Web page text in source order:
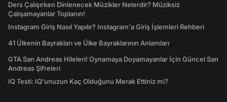
Ders Çalışırken Dinlenecek Müzikler Nelerdir? Müziksiz
Çalışamayanlar Toplanın!
Instagram Giriş Nasıl Yapılır? Instagram'a Giriş İşlemleri Rehberi
41 Ülkenin Bayrakları ve Ülke Bayraklarının Anlamları
GTA San Andreas Hileleri! Oynamaya Doyamayanlar İçin Güncel San
Andreas Şifreleri
IQ Testi: IQ'unuzun Kaç Olduğunu Merak Ettiniz mi?